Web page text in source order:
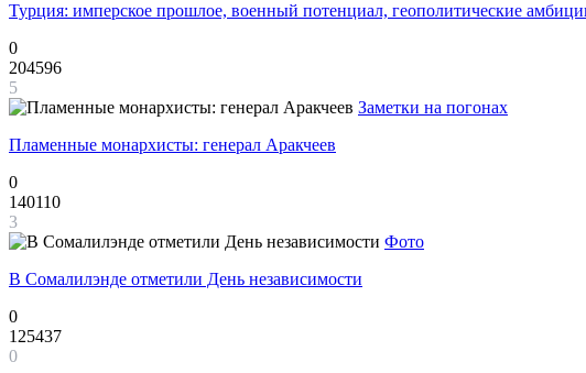
Турция: имперское прошлое, военный потенциал, геополитические
0
204596
5
Заметки на погонах
Пламенные монархисты: генерал Аракчеев
0
140110
3
Фото
В Сомалилэнде отметили День независимости
0
125437
0